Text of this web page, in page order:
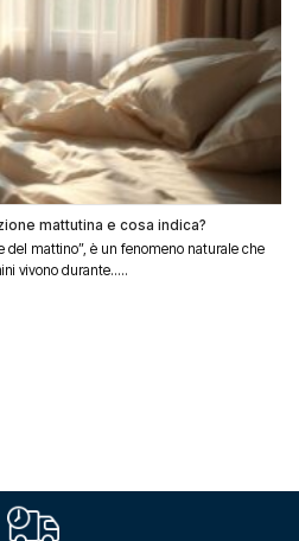
mattutina e cosa indica?
del mattino”, è un fenomeno naturale che
vivono durante.....